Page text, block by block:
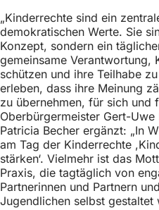
e
r
:
„Kinderrechte sind ein
demokratischen Werte. Sie
Konzept, sondern ein
gemeinsame Verantwortung,
schützen und ihre Teilhabe
erleben, dass ihre Meinung
zu übernehmen, für sich und
Oberbürgermeister Gert-
Patricia Becher ergänzt: „In
am Tag der Kinderrechte
stärken‘. Vielmehr ist das
Praxis, die tagtäglich von
Partnerinnen und Partnern
Jugendlichen selbst gestaltet